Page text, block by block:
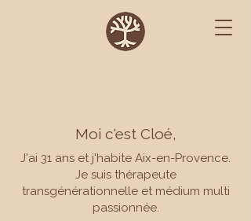
Moi c'est Cloé,
J'ai 31 ans et j'habite Aix-en-Provence.
Je suis thérapeute
transgénérationnelle et médium multi
passionnée.​​